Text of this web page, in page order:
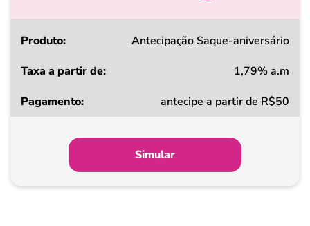
Produto
a
Pagamento
Antecipação Saque-aniversário
1,79% a.m
antecipe a partir de R$50
Simular